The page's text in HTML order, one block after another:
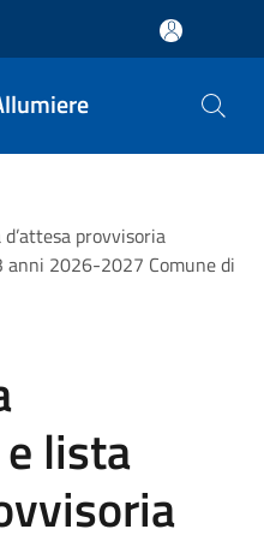
provvisoria
2026-2027 Comune di
lista